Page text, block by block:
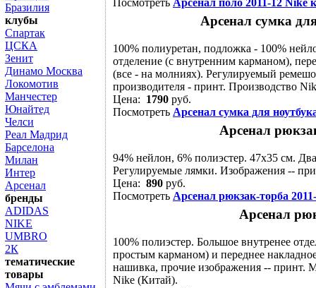
Посмотреть Арсенал поло 2011-12 Nike
Арсенал сумка
100% полиуретан, подложка - 100%
отделение (с внутренним карманом),
(все - на молниях). Регулируемый
производителя - принт. Производство
Цена: 1790 руб.
Посмотреть Арсенал сумка для
Арсенал
94% нейлон, 6% полиэстер. 47х35 см.
Регулируемые лямки. Изображения --
Цена: 890 руб.
Посмотреть Арсенал рюкзак-торба
Арсенал
100% полиэстер. Большое внутренее
простым карманом) и переднее
нашивка, прочие изображения -- принт.
Nike (Китай).
Бразилия
клубы
Спартак
ЦСКА
Зенит
Динамо Москва
Локомотив
Манчестер
Юнайтед
Челси
Реал Мадрид
Барселона
Милан
Интер
Арсенал
бренды
ADIDAS
NIKE
UMBRO
2К
тематические
товары